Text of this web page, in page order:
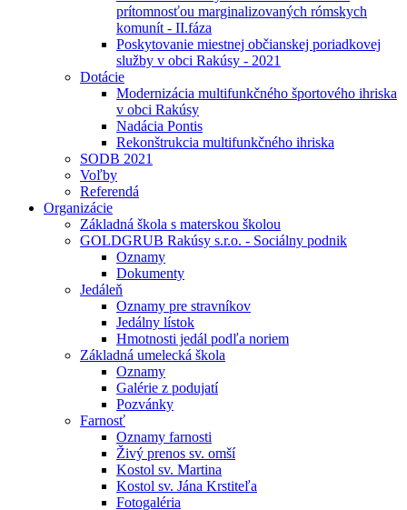
prítomnosťou marginalizovaných rómskych
komunít - II.fáza
Poskytovanie miestnej občianskej poriadkovej
služby v obci Rakúsy - 2021
Dotácie
Modernizácia multifunkčného športového ihriska
v obci Rakúsy
Nadácia Pontis
Rekonštrukcia multifunkčného ihriska
SODB 2021
Voľby
Referendá
Organizácie
Základná škola s materskou školou
GOLDGRUB Rakúsy s.r.o. - Sociálny podnik
Oznamy
Dokumenty
Jedáleň
Oznamy pre stravníkov
Jedálny lístok
Hmotnosti jedál podľa noriem
Základná umelecká škola
Oznamy
Galérie z podujatí
Pozvánky
Farnosť
Oznamy farnosti
Živý prenos sv. omší
Kostol sv. Martina
Kostol sv. Jána Krstiteľa
Fotogaléria